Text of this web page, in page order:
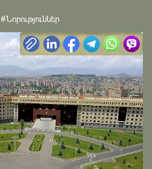
#Նորություններ